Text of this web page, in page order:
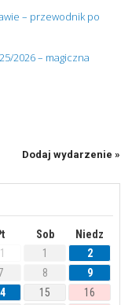
– przewodnik po
2026 – magiczna
Dodaj wydarzenie »
Sob
Niedz
1
2
8
9
15
16